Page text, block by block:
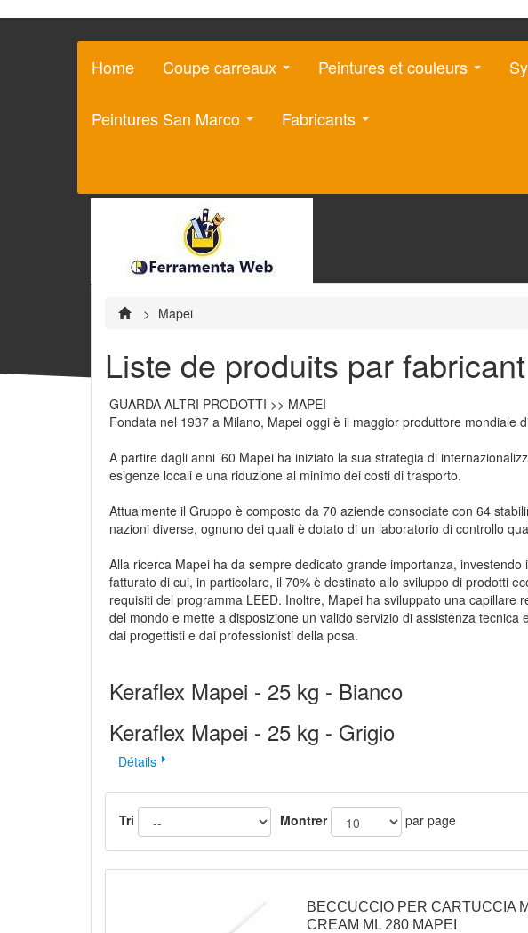
Home Coupe carreaux Peintures et couleurs
Peintures San Marco Fabricants
> Mapei
Liste de produits par
GUARDA ALTRI PRODOTTI >> MAPEI
Fondata nel 1937 a Milano, Mapei oggi è il maggior produttore mondiale
A partire dagli anni ’60 Mapei ha iniziato la sua strategia di
esigenze locali e una riduzione al minimo dei costi di trasporto.
Attualmente il Gruppo è composto da 70 aziende consociate con 64
nazioni diverse, ognuno dei quali è dotato di un laboratorio di controllo
Alla ricerca Mapei ha da sempre dedicato grande importanza,
fatturato di cui, in particolare, il 70% è destinato allo sviluppo di prodotti
requisiti del programma LEED. Inoltre, Mapei ha sviluppato una capillare
del mondo e mette a disposizione un valido servizio di assistenza
dai progettisti e dai professionisti della posa.
Keraflex Mapei - 25 kg - Bianco
Keraflex Mapei - 25 kg - Grigio
Détails
Tri Montrer par page
Aperçu rapide
BECCUCCIO PER CARTUCCIA
CREAM ML 280 MAPEI
Aperçu rapide